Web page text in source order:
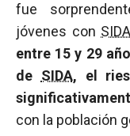
fue
jóvenes con SIDA
entre 15 y 29
de SIDA, el
con la población